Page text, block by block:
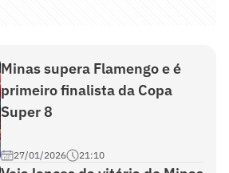
Minas supera Flamengo e é
primeiro finalista da Copa
Super 8
27/01/2026 21:10